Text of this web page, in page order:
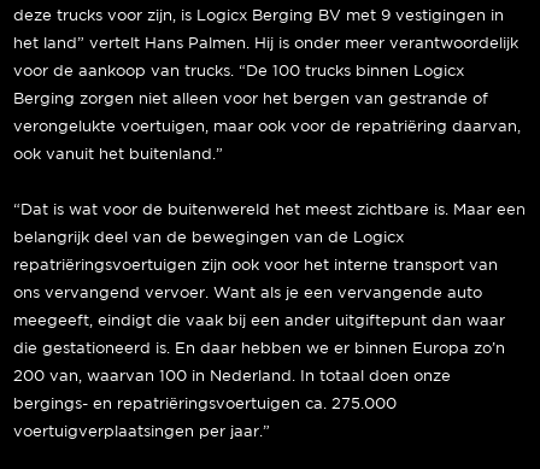
deze trucks voor zijn, is Logicx Berging BV met 9 vestigingen in
het land” vertelt Hans Palmen. Hij is onder meer verantwoordelijk
voor de aankoop van trucks. “De 100 trucks binnen Logicx
Berging zorgen niet alleen voor het bergen van gestrande of
verongelukte voertuigen, maar ook voor de repatriëring daarvan,
ook vanuit het buitenland.”
“Dat is wat voor de buitenwereld het meest zichtbare is. Maar een
belangrijk deel van de bewegingen van de Logicx
repatriëringsvoertuigen zijn ook voor het interne transport van
ons vervangend vervoer. Want als je een vervangende auto
meegeeft, eindigt die vaak bij een ander uitgiftepunt dan waar
die gestationeerd is. En daar hebben we er binnen Europa zo’n
200 van, waarvan 100 in Nederland. In totaal doen onze
bergings- en repatriëringsvoertuigen ca. 275.000
voertuigverplaatsingen per jaar.”